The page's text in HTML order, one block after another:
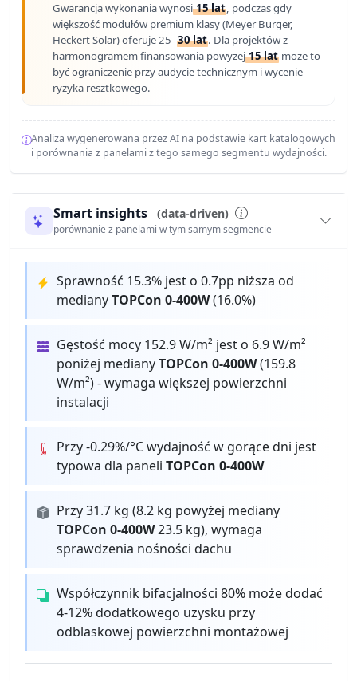
Gwarancja wykonania wynosi15 lat, podczas gdy
większość modułów premium klasy (Meyer Burger,
Heckert Solar) oferuje 25–30 lat. Dla projektów z
harmonogramem finansowania powyżej15 lat może to
być ograniczenie przy audycie technicznym i wycenie
ryzyka resztkowego.
Analiza wygenerowana przez AI na podstawie kart katalogowych
i porównania z panelami z tego samego segmentu wydajności.
Smart insights (data-driven)
porównanie z panelami w tym samym segmencie
Sprawność 15.3% jest o 0.7pp niższa od
medianyTOPCon 0-400W(16.0%)
Gęstość mocy 152.9 W/m² jest o 6.9 W/m²
poniżej medianyTOPCon 0-400W(159.8
W/m²) - wymaga większej powierzchni
instalacji
Przy -0.29%/°C wydajność w gorące dni jest
typowa dla paneliTOPCon 0-400W
Przy 31.7 kg (8.2 kg powyżej mediany
TOPCon 0-400W23.5 kg), wymaga
sprawdzenia nośności dachu
Współczynnik bifacjalności 80% może dodać
4-12% dodatkowego uzysku przy
odblaskowej powierzchni montażowej